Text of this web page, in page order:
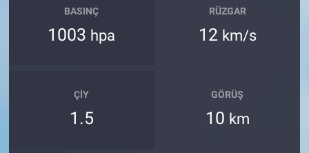
BASINÇ
1003 hpa
RÜZGAR
12 km/s
ÇIY
1.5
GÖRÜŞ
10 km